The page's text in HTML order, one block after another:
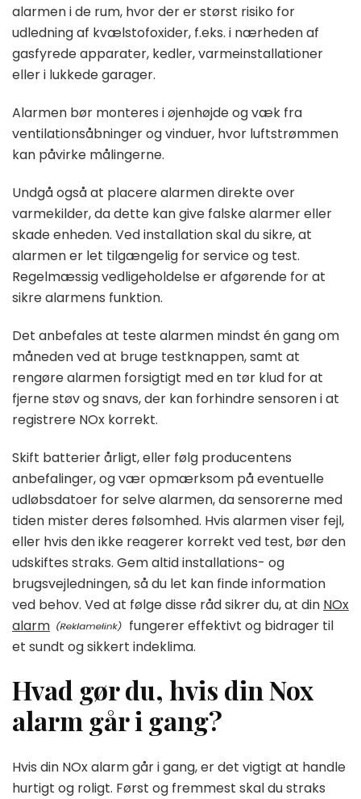
alarmen i de rum, hvor der er størst risiko for
udledning af kvælstofoxider, f.eks. i nærheden af
gasfyrede apparater, kedler, varmeinstallationer
eller i lukkede garager.
Alarmen bør monteres i øjenhøjde og væk fra
ventilationsåbninger og vinduer, hvor luftstrømmen
kan påvirke målingerne.
Undgå også at placere alarmen direkte over
varmekilder, da dette kan give falske alarmer eller
skade enheden. Ved installation skal du sikre, at
alarmen er let tilgængelig for service og test.
Regelmæssig vedligeholdelse er afgørende for at
sikre alarmens funktion.
Det anbefales at teste alarmen mindst én gang om
måneden ved at bruge testknappen, samt at
rengøre alarmen forsigtigt med en tør klud for at
fjerne støv og snavs, der kan forhindre sensoren i at
registrere NOx korrekt.
Skift batterier årligt, eller følg producentens
anbefalinger, og vær opmærksom på eventuelle
udløbsdatoer for selve alarmen, da sensorerne med
tiden mister deres følsomhed. Hvis alarmen viser fejl,
eller hvis den ikke reagerer korrekt ved test, bør den
udskiftes straks. Gem altid installations- og
brugsvejledningen, så du let kan finde information
ved behov. Ved at følge disse råd sikrer du, at din NOx
alarm
fungerer effektivt og bidrager til
et sundt og sikkert indeklima.
Hvad gør du, hvis din Nox
alarm går i gang?
Hvis din NOx alarm går i gang, er det vigtigt at handle
hurtigt og roligt. Først og fremmest skal du straks